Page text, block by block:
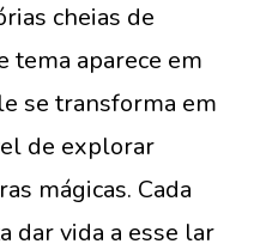
cheias de
tema aparece em
se transforma em
de explorar
mágicas. Cada
dar vida a esse lar